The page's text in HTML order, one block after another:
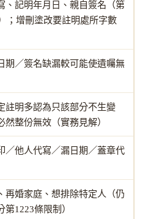
、記明年月日、親自簽名（第
；增刪塗改要註明處所字數
期／簽名缺漏較可能使遺囑無
註明多認為只該部分不生變
然整份無效（實務見解）
／他人代寫／漏日期／蓋章代
再婚家庭、想排除特定人（仍
第1223條限制）